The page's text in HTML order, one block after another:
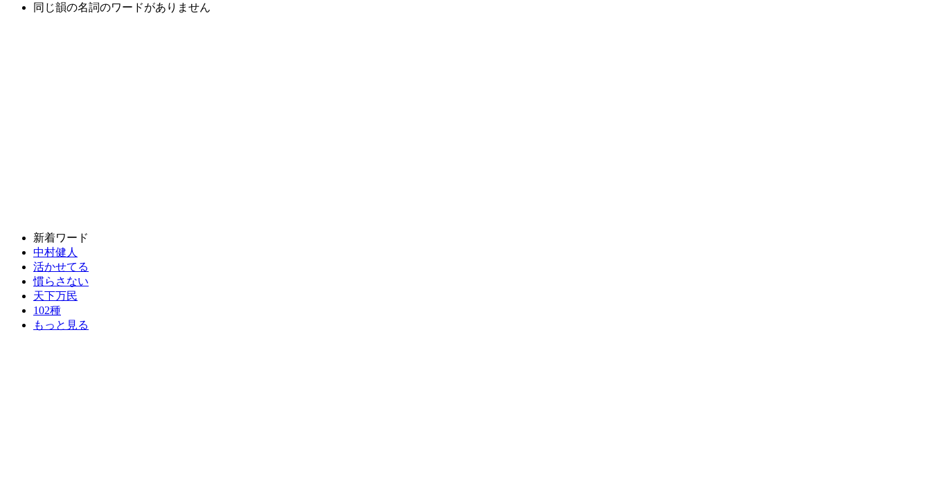
同じ韻の名詞のワードがありません
新着ワード
中村健人
活かせてる
慣らさない
天下万民
102種
もっと見る